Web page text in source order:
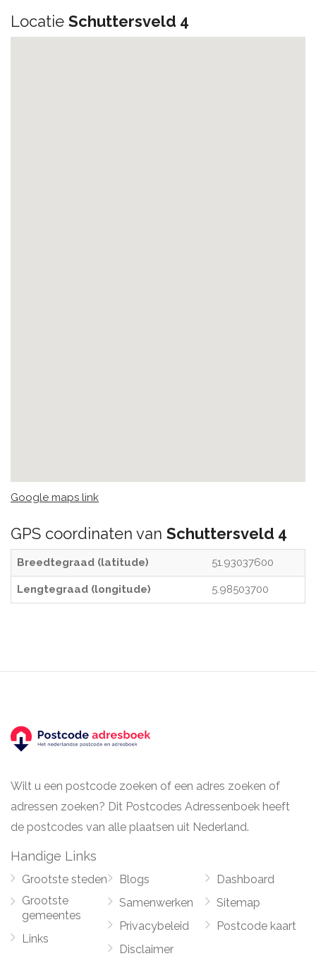
Locatie Schuttersveld 4
Google maps link
GPS coordinaten van Schuttersveld 4
Breedtegraad (latitude) 51.93037600
Lengtegraad (longitude) 5.98503700
Wilt u een postcode zoeken of een adres zoeken of
adressen zoeken? Dit Postcodes Adressenboek heeft
de postcodes van alle plaatsen uit Nederland.
Handige Links
Grootste steden
Grootste
gemeentes
Links
Blogs
Samenwerken
Privacybeleid
Disclaimer
Dashboard
Sitemap
Postcode kaart